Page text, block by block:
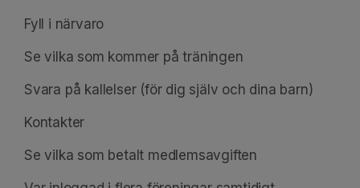
Fyll i närvaro
Se vilka som kommer på träningen
Svara på kallelser (för dig själv och dina barn)
Kontakter
Se vilka som betalt medlemsavgiften